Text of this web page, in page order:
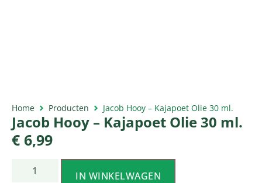
Home Producten Jacob Hooy – Kajapoet Olie 30 ml.
Jacob Hooy – Kajapoet Olie 30 ml.
€ 6,99
IN WINKELWAGEN